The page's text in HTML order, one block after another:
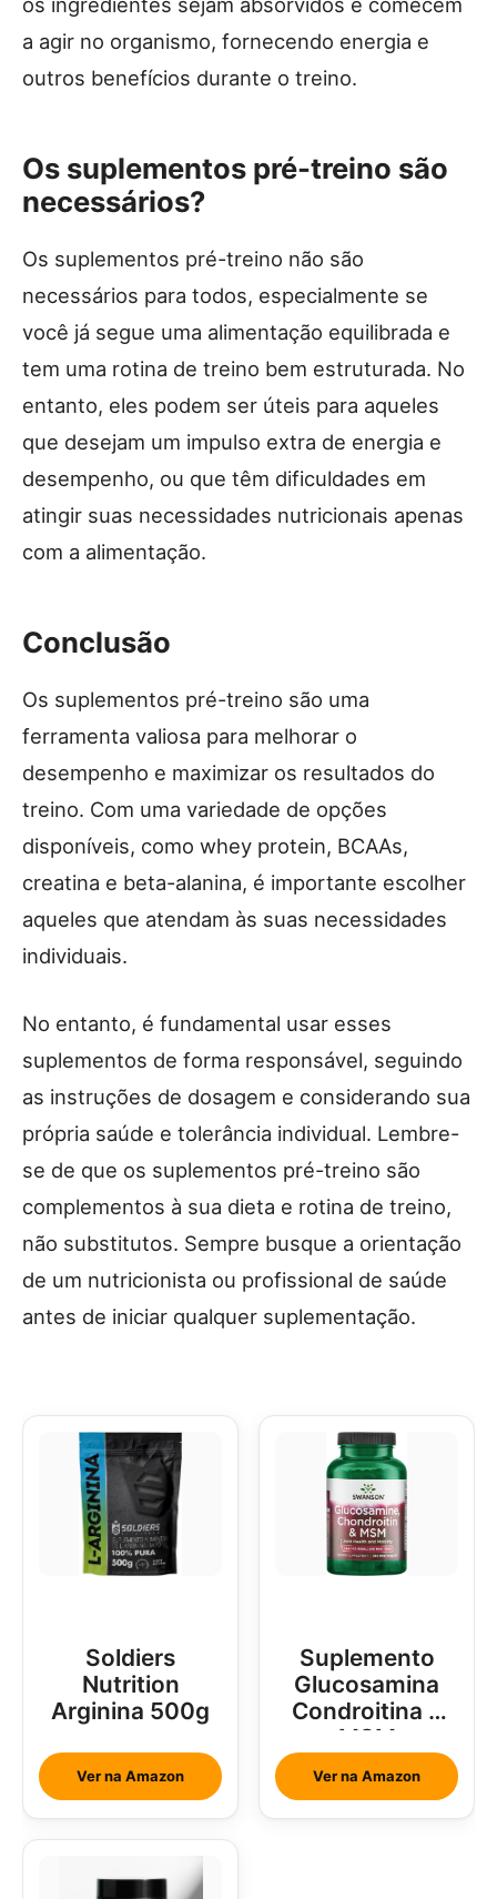
a agir no organismo, fornecendo energia e
outros benefícios durante o treino.
Os suplementos pré-treino são
necessários?
Os suplementos pré-treino não são
necessários para todos, especialmente se
você já segue uma alimentação equilibrada e
tem uma rotina de treino bem estruturada. No
entanto, eles podem ser úteis para aqueles
que desejam um impulso extra de energia e
desempenho, ou que têm dificuldades em
atingir suas necessidades nutricionais apenas
com a alimentação.
Conclusão
Os suplementos pré-treino são uma
ferramenta valiosa para melhorar o
desempenho e maximizar os resultados do
treino. Com uma variedade de opções
disponíveis, como whey protein, BCAAs,
creatina e beta-alanina, é importante escolher
aqueles que atendam às suas necessidades
individuais.
No entanto, é fundamental usar esses
suplementos de forma responsável, seguindo
as instruções de dosagem e considerando sua
própria saúde e tolerância individual. Lembre-
se de que os suplementos pré-treino são
complementos à sua dieta e rotina de treino,
não substitutos. Sempre busque a orientação
de um nutricionista ou profissional de saúde
antes de iniciar qualquer suplementação.
Soldiers
Nutrition
Arginina 500g
Ver na Amazon
Suplemento
Glucosamina
Condroitina e
MSM
Ver na Amazon